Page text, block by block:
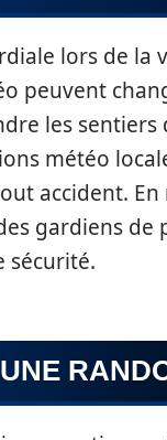
lors de la
peuvent
les
météo
accident.
gardiens de
sécurité.